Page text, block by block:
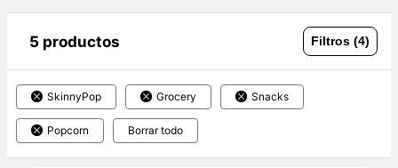
5 productos Filtros (4)
SkinnyPop Grocery Snacks
Popcorn Borrar todo